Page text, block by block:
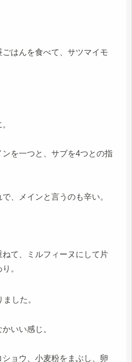
はんを食べて、サツマイモ
を一つと、サブを4つとの指
、メインと言うのも辛い。
て、ミルフィーヌにして片
。
ました。
いい感じ。
ョウ、小麦粉をまぶし、卵